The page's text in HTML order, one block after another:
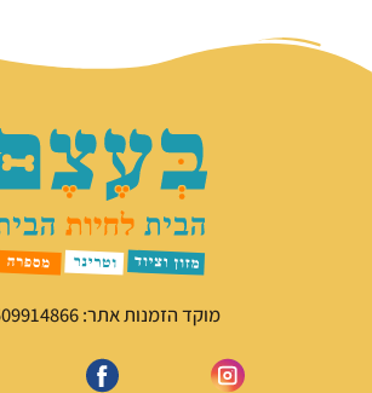
מוקד הזמנות אתר: 0509914866